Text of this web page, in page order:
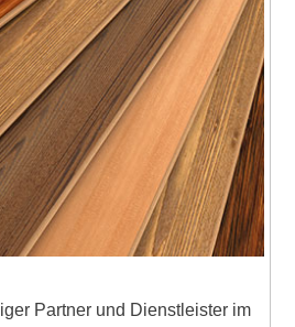
Partner und Dienstleister im